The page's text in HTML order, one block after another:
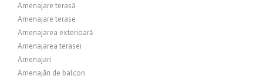
Amenajare terasă
Amenajare terase
Amenajarea exterioară
Amenajarea terasei
Amenajari
Amenajări de balcon